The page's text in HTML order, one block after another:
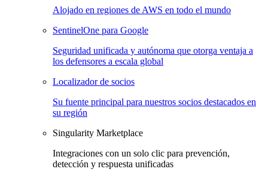
Alojado en regiones de AWS en todo el mundo
SentinelOne para Google
Seguridad unificada y autónoma que otorga ventaja a
los defensores a escala global
Localizador de socios
Su fuente principal para nuestros socios destacados en
su región
Singularity Marketplace
Integraciones con un solo clic para prevención,
detección y respuesta unificadas